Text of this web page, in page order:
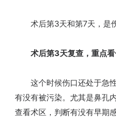
术后第3天和第7天，是伤
术后第3天复查，重点看
这个时候伤口还处于急性
有没有被污染。尤其是鼻孔
查看术区，判断有没有早期